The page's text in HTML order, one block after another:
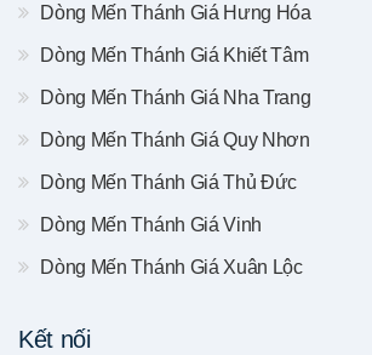
Dòng Mến Thánh Giá Hưng Hóa
Dòng Mến Thánh Giá Khiết Tâm
Dòng Mến Thánh Giá Nha Trang
Dòng Mến Thánh Giá Quy Nhơn
Dòng Mến Thánh Giá Thủ Đức
Dòng Mến Thánh Giá Vinh
Dòng Mến Thánh Giá Xuân Lộc
Kết nối